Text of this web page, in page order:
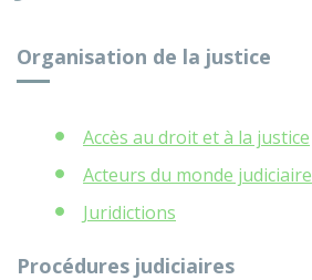
Organisation de la justice
Accès au droit et à la justice
Acteurs du monde judiciaire
Juridictions
Procédures judiciaires